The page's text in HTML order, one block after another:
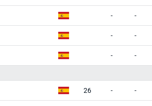
- -
- -
- -
26 - -